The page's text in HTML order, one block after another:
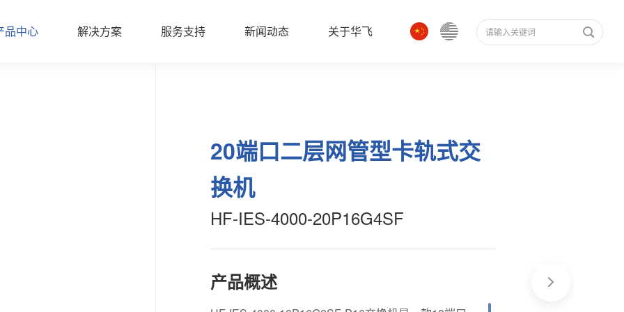
品中心 解决方案 服务支持 新闻动态 关于华飞
20端口二层网管型卡轨式交
换机
HF-IES-4000-20P16G4SF
产品概述